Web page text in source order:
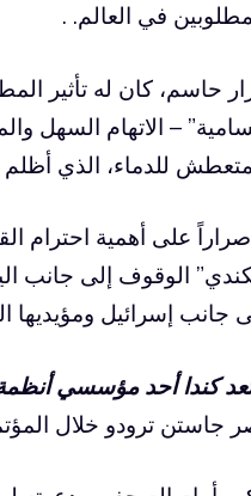
في العالم. .
حاسم، كان له تأثير
– الاتهام السهل
للدماء، الذي
على أهمية احترام
الوقوف إلى جانب
جانب إسرائيل
كندا أحد مؤسسي أنظمة
جاستن ترودو خلال